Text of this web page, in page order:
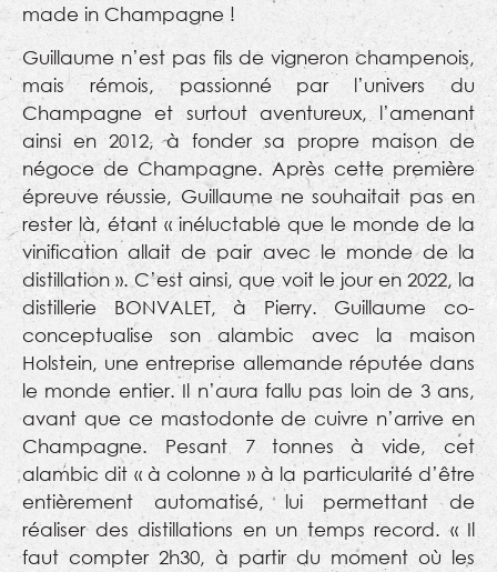
made in Champagne !
Guillaume n’est pas fils de vigneron champenois,
mais rémois, passionné par l’univers du
Champagne et surtout aventureux, l’amenant
ainsi en 2012, à fonder sa propre maison de
négoce de Champagne. Après cette première
épreuve réussie, Guillaume ne souhaitait pas en
rester là, étant « inéluctable que le monde de la
vinification allait de pair avec le monde de la
distillation ». C’est ainsi, que voit le jour en 2022, la
distillerie BONVALET, à Pierry. Guillaume co-
conceptualise son alambic avec la maison
Holstein, une entreprise allemande réputée dans
le monde entier. Il n’aura fallu pas loin de 3 ans,
avant que ce mastodonte de cuivre n’arrive en
Champagne. Pesant 7 tonnes à vide, cet
alambic dit « à colonne » à la particularité d’être
entièrement automatisé, lui permettant de
réaliser des distillations en un temps record. « Il
faut compter 2h30, à partir du moment où les